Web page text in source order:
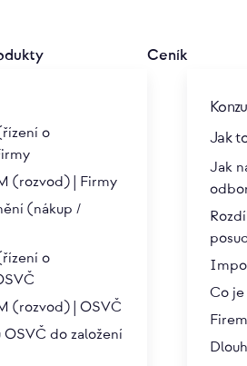
o
(rozvod) | Firmy
(nákup /
o
(rozvod) | OSVČ
do založení
Ceník
Jak
Jak
Co
mezi
schůzky se zájemcem o koupi
uzavření kupní smlouvy. To
skutečnosti v plném